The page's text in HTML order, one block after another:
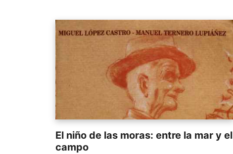
El niño de las moras: entre la mar y el
campo